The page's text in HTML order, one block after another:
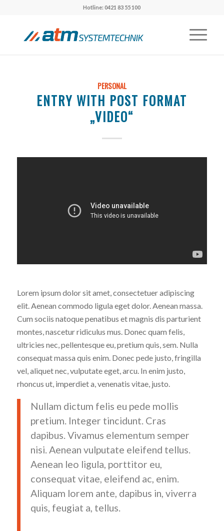
Hotline: 0421 83 55 100
PERSONAL
ENTRY WITH POST FORMAT
„VIDEO“
Lorem ipsum dolor sit amet, consectetuer adipiscing
elit. Aenean commodo ligula eget dolor. Aenean massa.
Cum sociis natoque penatibus et magnis dis parturient
montes, nascetur ridiculus mus. Donec quam felis,
ultricies nec, pellentesque eu, pretium quis, sem. Nulla
consequat massa quis enim. Donec pede justo, fringilla
vel, aliquet nec, vulputate eget, arcu. In enim justo,
rhoncus ut, imperdiet a, venenatis vitae, justo.
Nullam dictum felis eu pede mollis
pretium. Integer tincidunt. Cras
dapibus. Vivamus elementum semper
nisi. Aenean vulputate eleifend tellus.
Aenean leo ligula, porttitor eu,
consequat vitae, eleifend ac, enim.
Aliquam lorem ante, dapibus in, viverra
quis, feugiat a, tellus.